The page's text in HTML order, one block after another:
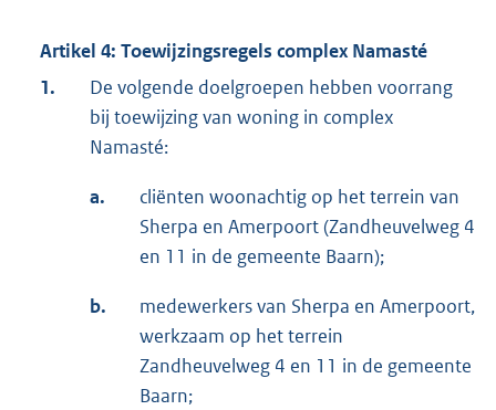
Artikel 4: Toewijzingsregels complex Namasté
1.
De volgende doelgroepen hebben voorrang
bij toewijzing van woning in complex
Namasté:
a.
cliënten woonachtig op het terrein van
Sherpa en Amerpoort (Zandheuvelweg 4
en 11 in de gemeente Baarn);
b.
medewerkers van Sherpa en Amerpoort,
werkzaam op het terrein
Zandheuvelweg 4 en 11 in de gemeente
Baarn;